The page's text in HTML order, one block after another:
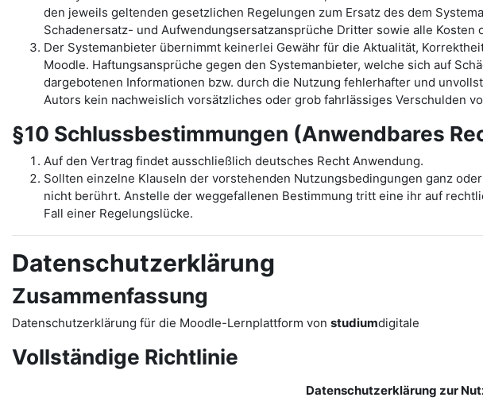
den jeweils geltenden gesetzlichen Regelungen zum Ersatz des dem
Schadenersatz- und Aufwendungsersatzansprüche Dritter sowie alle
Der Systemanbieter übernimmt keinerlei Gewähr für die Aktualität,
Moodle. Haftungsansprüche gegen den Systemanbieter, welche sich auf
dargebotenen Informationen bzw. durch die Nutzung fehlerhafter und
Autors kein nachweislich vorsätzliches oder grob fahrlässiges Verschulden
§10 Schlussbestimmungen (Anwendbares
Auf den Vertrag findet ausschließlich deutsches Recht Anwendung.
Sollten einzelne Klauseln der vorstehenden Nutzungsbedingungen ganz
nicht berührt. Anstelle der weggefallenen Bestimmung tritt eine ihr auf
Fall einer Regelungslücke.
Datenschutzerklärung
Zusammenfassung
Datenschutzerklärung für die Moodle-Lernplattform von studiumdigitale
Vollständige Richtlinie
Datenschutzerklärung zur